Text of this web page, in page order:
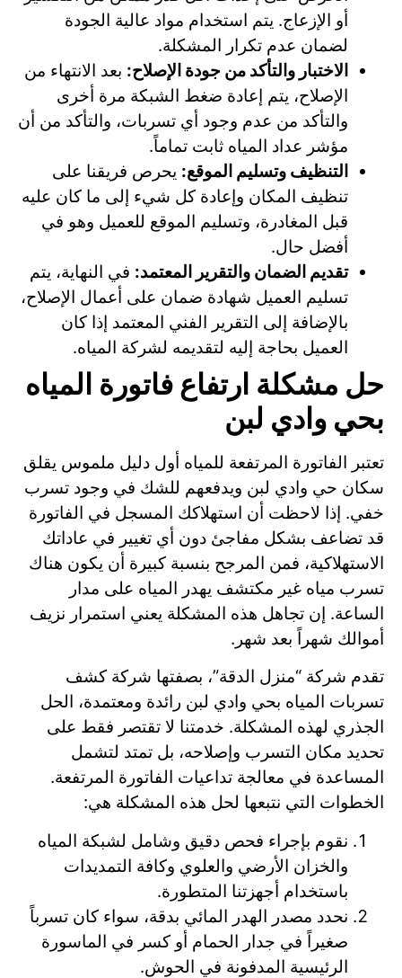
أو الإزعاج. يتم استخدام مواد عالية الجودة
لضمان عدم تكرار المشكلة.
الاختبار والتأكد من جودة الإصلاح: بعد الانتهاء من
الإصلاح، يتم إعادة ضغط الشبكة مرة أخرى
والتأكد من عدم وجود أي تسربات، والتأكد من أن
مؤشر عداد المياه ثابت تماماً.
التنظيف وتسليم الموقع: يحرص فريقنا على
تنظيف المكان وإعادة كل شيء إلى ما كان عليه
قبل المغادرة، وتسليم الموقع للعميل وهو في
أفضل حال.
تقديم الضمان والتقرير المعتمد: في النهاية، يتم
تسليم العميل شهادة ضمان على أعمال الإصلاح،
بالإضافة إلى التقرير الفني المعتمد إذا كان
العميل بحاجة إليه لتقديمه لشركة المياه.
حل مشكلة ارتفاع فاتورة المياه
بحي وادي لبن
تعتبر الفاتورة المرتفعة للمياه أول دليل ملموس يقلق
سكان حي وادي لبن ويدفعهم للشك في وجود تسرب
خفي. إذا لاحظت أن استهلاكك المسجل في الفاتورة
قد تضاعف بشكل مفاجئ دون أي تغيير في عاداتك
الاستهلاكية، فمن المرجح بنسبة كبيرة أن يكون هناك
تسرب مياه غير مكتشف يهدر المياه على مدار
الساعة. إن تجاهل هذه المشكلة يعني استمرار نزيف
أموالك شهراً بعد شهر.
تقدم شركة “منزل الدقة”، بصفتها شركة كشف
تسربات المياه بحي وادي لبن رائدة ومعتمدة، الحل
الجذري لهذه المشكلة. خدمتنا لا تقتصر فقط على
تحديد مكان التسرب وإصلاحه، بل تمتد لتشمل
المساعدة في معالجة تداعيات الفاتورة المرتفعة.
الخطوات التي نتبعها لحل هذه المشكلة هي:
نقوم بإجراء فحص دقيق وشامل لشبكة المياه
والخزان الأرضي والعلوي وكافة التمديدات
باستخدام أجهزتنا المتطورة.
نحدد مصدر الهدر المائي بدقة، سواء كان تسرباً
صغيراً في جدار الحمام أو كسر في الماسورة
الرئيسية المدفونة في الحوش.